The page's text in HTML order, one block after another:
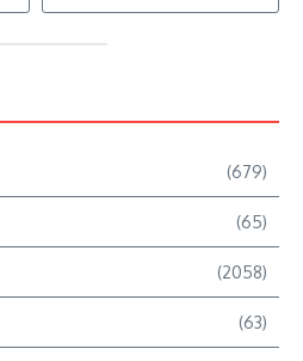
(679)
(65)
(2058)
(63)